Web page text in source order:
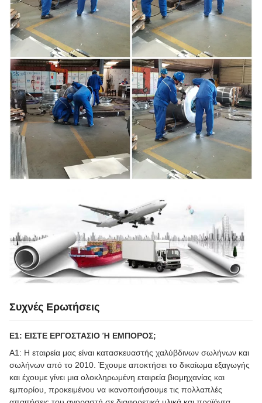
Συχνές Ερωτήσεις
Ε1: ΕΙΣΤΕ ΕΡΓΟΣΤΑΣΙΟ Ή ΕΜΠΟΡΟΣ;
Α1: Η εταιρεία μας είναι κατασκευαστής χαλύβδινων σωλήνων και
σωλήνων από το 2010. Έχουμε αποκτήσει το δικαίωμα εξαγωγής
και έχουμε γίνει μια ολοκληρωμένη εταιρεία βιομηχανίας και
εμπορίου, προκειμένου να ικανοποιήσουμε τις πολλαπλές